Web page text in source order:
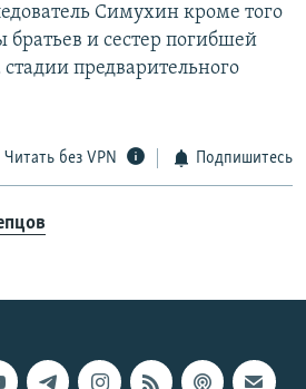
Симухин кроме того
братьев и сестер погибшей
предварительного
Читать без VPN Подпишитесь